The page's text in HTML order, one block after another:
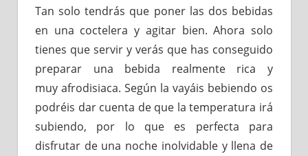
Tan solo tendrás que poner las dos bebidas
en una coctelera y agitar bien. Ahora solo
tienes que servir y verás que has conseguido
preparar una bebida realmente rica y
muy afrodisiaca. Según la vayáis bebiendo os
podréis dar cuenta de que la temperatura irá
subiendo, por lo que es perfecta para
disfrutar de una noche inolvidable y llena de